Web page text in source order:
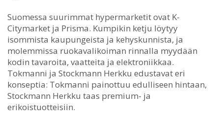
Suomessa suurimmat hypermarketit ovat K-
Citymarket ja Prisma. Kumpikin ketju löytyy
isommista kaupungeista ja kehyskunnista, ja
molemmissa ruokavalikoiman rinnalla myydään
kodin tavaroita, vaatteita ja elektroniikkaa.
Tokmanni ja Stockmann Herkku edustavat eri
konseptia: Tokmanni painottuu edulliseen hintaan,
Stockmann Herkku taas premium- ja
erikoistuotteisiin.